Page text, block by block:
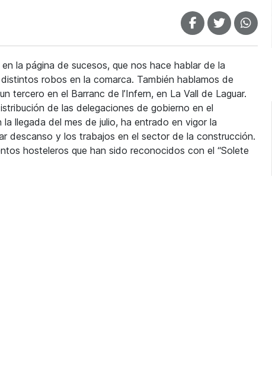
la página de sucesos, que nos hace hablar de la
robos en la comarca. También hablamos de
tercero en el Barranc de l’Infern, en La Vall de Laguar.
de las delegaciones de gobierno en el
llegada del mes de julio, ha entrado en vigor la
descanso y los trabajos en el sector de la construcción.
hosteleros que han sido reconocidos con el “Solete